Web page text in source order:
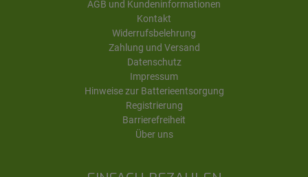
AGB und Kundeninformationen
Kontakt
Widerrufsbelehrung
Zahlung und Versand
Datenschutz
Impressum
Hinweise zur Batterieentsorgung
Registrierung
Barrierefreiheit
Über uns